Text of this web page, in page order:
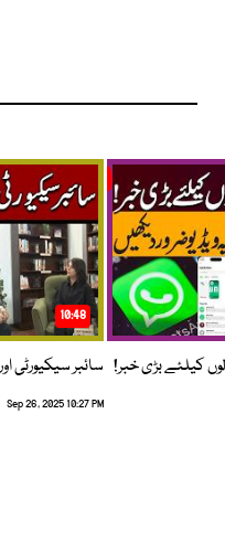
کیلئے بڑی خبر!
10:48
سائبر سیکیورٹی
Sep 26, 2025 10:27 PM